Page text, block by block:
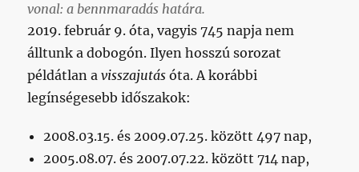
vonal: a bennmaradás határa.
2019. február 9. óta, vagyis 745 napja nem
álltunk a dobogón. Ilyen hosszú sorozat
példátlan avisszajutás óta. A korábbi
legínségesebb időszakok:
2008.03.15. és 2009.07.25. között 497 nap,
2005.08.07. és 2007.07.22. között 714 nap,